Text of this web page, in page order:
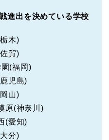
進出を決めている学校
木)
賀)
(福岡)
児島)
山)
原(神奈川)
(愛知)
分)